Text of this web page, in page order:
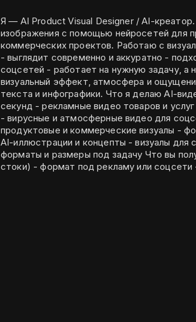
Я — AI Product Visual Designer / AI-
изображения с помощью нейросетей для
коммерческих проектов. Работаю с визуалом, который: - цепляет внимание
- выглядит современно и аккуратно - подходит для рекламы, сайтов и
соцсетей - работает на нужную задачу, а не «просто красиво» Фокус —
визуальный эффект, атмосфера и
текста и инфографики. Что я делаю AI-видео: - короткие ролики 20–30
секунд - рекламные видео товаров и услуг - имиджевые ролики для брендов
- вирусные и атмосферные видео для соцсетей AI-
продуктовые и коммерческие визуалы - фотореалистичные изображения -
AI-иллюстрации и концепты - визуалы для сайтов, соцсетей и презентаций -
форматы и размеры под задачу Что вы получаете - уникальный визуал (не